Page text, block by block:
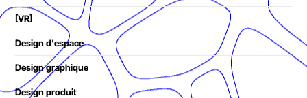
[VR]
Design d'espace
Design graphique
Design produit